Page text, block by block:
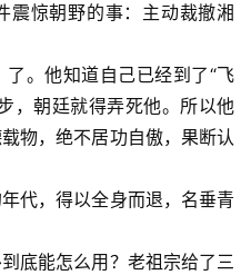
震惊朝野的事：主动裁撤湘
。他知道自己已经到了“飞
，朝廷就得弄死他。所以他
物，绝不居功自傲，果断认
代，得以全身而退，名垂青
底能怎么用？老祖宗给了三